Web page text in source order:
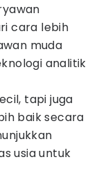
cara lebih
muda
analitik
tapi juga
baik secara
usia untuk